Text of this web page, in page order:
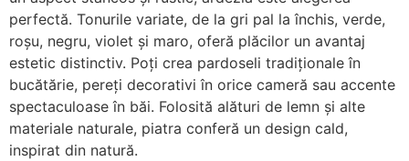
perfectă. Tonurile variate, de la gri pal la închis, verde,
roșu, negru, violet și maro, oferă plăcilor un avantaj
estetic distinctiv. Poți crea pardoseli tradiționale în
bucătărie, pereți decorativi în orice cameră sau accente
spectaculoase în băi. Folosită alături de lemn și alte
materiale naturale, piatra conferă un design cald,
inspirat din natură.